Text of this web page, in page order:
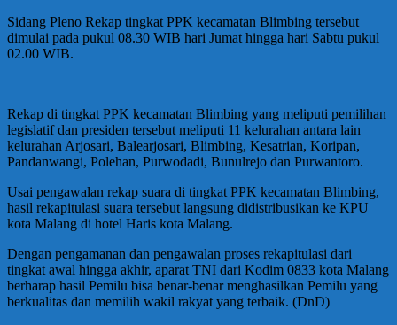
Sidang Pleno Rekap tingkat PPK kecamatan Blimbing tersebut
dimulai pada pukul 08.30 WIB hari Jumat hingga hari Sabtu pukul
02.00 WIB.
Rekap di tingkat PPK kecamatan Blimbing yang meliputi pemilihan
legislatif dan presiden tersebut meliputi 11 kelurahan antara lain
kelurahan Arjosari, Balearjosari, Blimbing, Kesatrian, Koripan,
Pandanwangi, Polehan, Purwodadi, Bunulrejo dan Purwantoro.
Usai pengawalan rekap suara di tingkat PPK kecamatan Blimbing,
hasil rekapitulasi suara tersebut langsung didistribusikan ke KPU
kota Malang di hotel Haris kota Malang.
Dengan pengamanan dan pengawalan proses rekapitulasi dari
tingkat awal hingga akhir, aparat TNI dari Kodim 0833 kota Malang
berharap hasil Pemilu bisa benar-benar menghasilkan Pemilu yang
berkualitas dan memilih wakil rakyat yang terbaik. (DnD)